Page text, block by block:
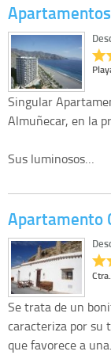
Singular
Almuñecar, en la
Sus luminosos…
Apartamento
Se trata de un
caracteriza por su
que favorece a